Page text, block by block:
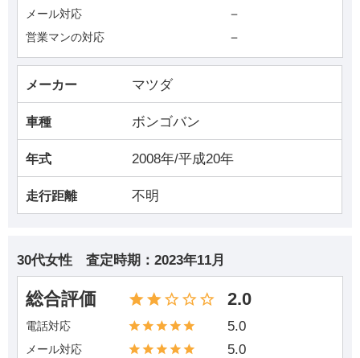
メール対応 －
営業マンの対応 －
メーカー マツダ
車種 ボンゴバン
年式 2008年/平成20年
走行距離 不明
30代女性 査定時期： 2023年11月
総合評価 2.0
電話対応 5.0
メール対応 5.0